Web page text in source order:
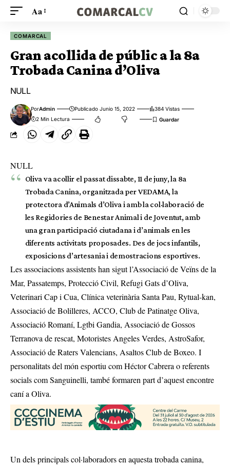
Aa
COMARCAL
Gran acollida de públic a la 8a
Trobada Canina d’Oliva
NULL
PorAdmin Publicado Junio 15, 2022
384 Vistas
2 Min Lectura
NULL
Oliva va acollir el passat dissabte, 11 de juny, la 8a
Trobada Canina, organitzada per VEDAMA, la
protectora d’Animals d’Oliva i amb la col·laboració de
les Regidories de Benestar Animal i de Joventut, amb
una gran participació ciutadana i d’animals en les
diferents activitats proposades. Des de jocs infantils,
exposicions d’artesania i demostracions esportives.
Les associacions assistents han sigut l’Associació de Veïns de la
Mar, Passatemps, Protecció Civil, Refugi Gats d’Oliva,
Veterinari Cap i Cua, Clínica veterinària Santa Pau, Rytual-kan,
Associació de Bolilleres, ACCO, Club de Patinatge Oliva,
Associació Romaní, Lgtbi Gandia, Associació de Gossos
Terranova de rescat, Motoristes Angeles Verdes, AstroSafor,
Associació de Raters Valencians, Asaltos Club de Boxeo. I
personalitats del món esportiu com Héctor Cabrera o referents
socials com Sanguinelli, també formaren part d’aquest encontre
caní a Oliva.
Un dels principals col·laboradors en aquesta trobada canina,